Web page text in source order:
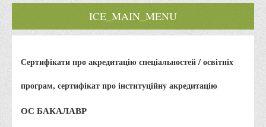
ICE_MAIN_MENU
Історія інституту
Інститут сьогодні
Сертифікати про акредитацію спеціальностей / освітніх
програм, сертифікат про інституційну акредитацію
ОС БАКАЛАВР